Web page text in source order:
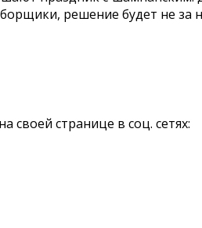
решение будет не за
своей странице в соц. сетях: